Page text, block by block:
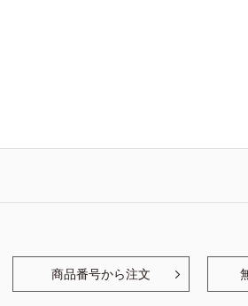
商品番号から注文